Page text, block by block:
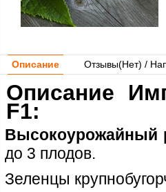
Описание Отзывы(Нет) /
Описание
F1:
Высокоурожайный
до 3 плодов.
Зеленцы